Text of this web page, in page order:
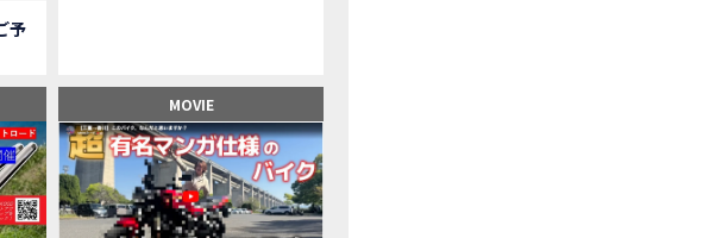
祝】Honda CL500納車「かなえさんバイク売れました！」連絡があり行ってきました
ホンダドリーム鈴鹿サーキットロード】オープン当日イベントレポ！
鹿サーキットに近い！】ホンダドリーム鈴鹿サーキットロードOPEN！ #茉ひる
売却！X-ADVオーナーの素直な理由。〇〇で納得の買取してもらいました|Honda X-ADV
本まどかさんコラボ】CIVIC TYPE R♪スタッフオススメの鈴鹿ドライブへ！【後編】
の大型バイク試乗！4輪走行は驚きの…【Honda GoldWing AfricaTwin】試乗会in鈴鹿ツインサーキット
予
MOVIE